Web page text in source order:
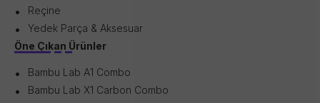
Reçine
Yedek Parça & Aksesuar
Öne Çıkan Ürünler
Bambu Lab A1 Combo
Bambu Lab X1 Carbon Combo